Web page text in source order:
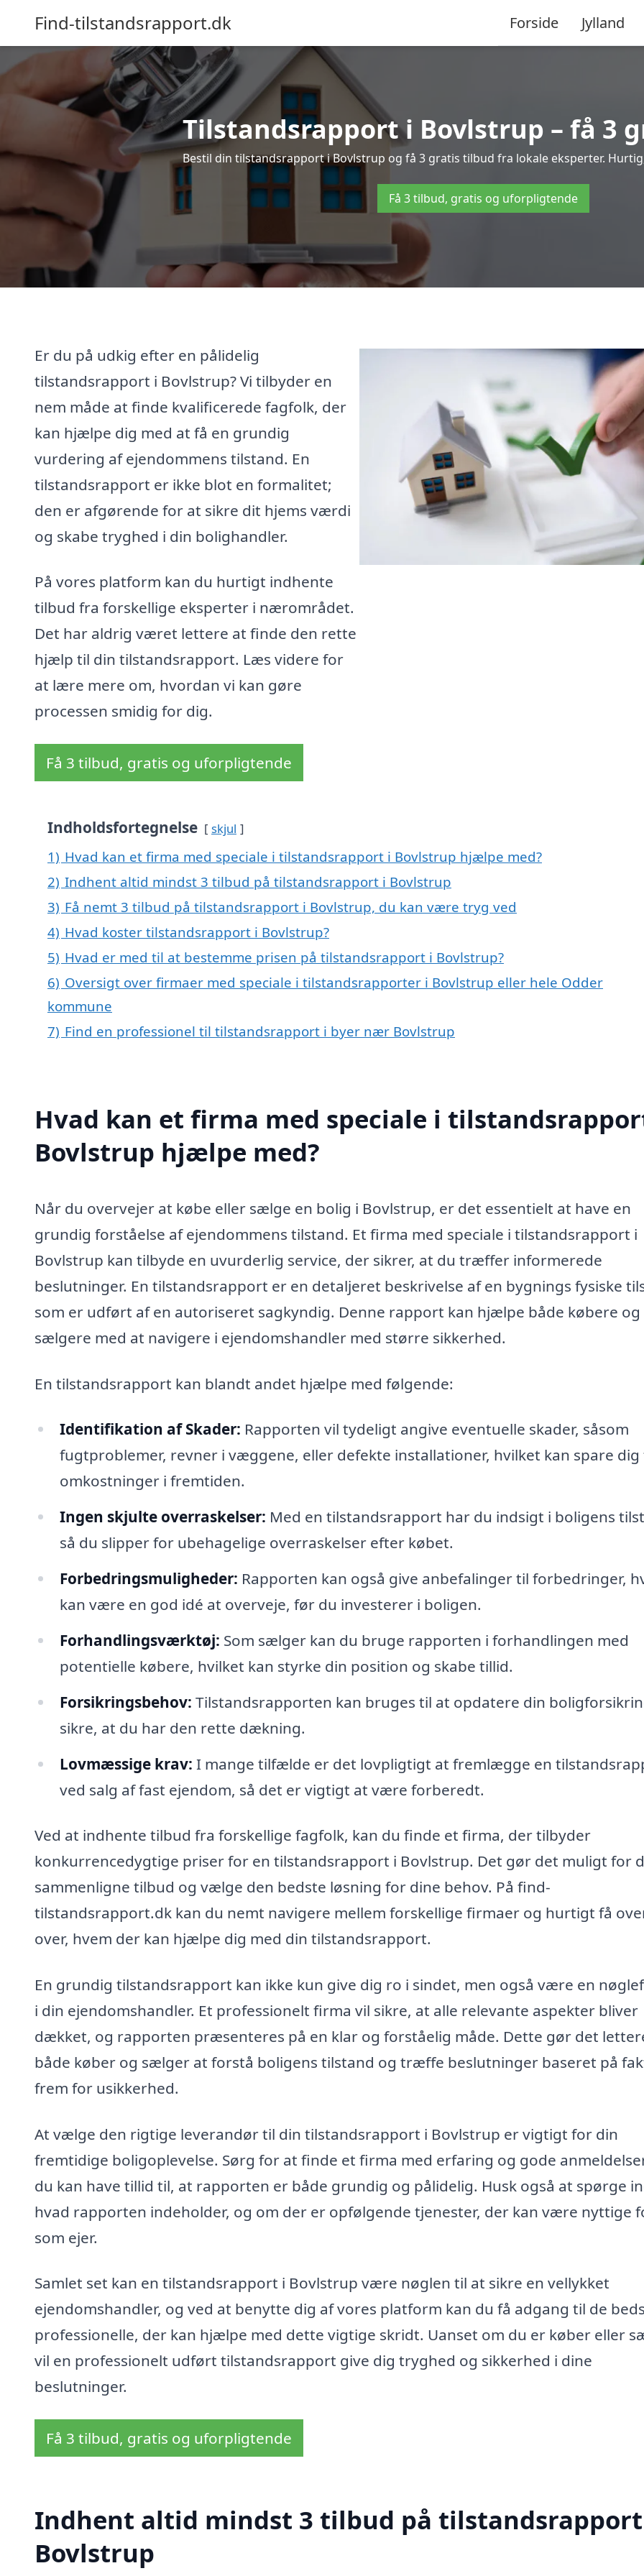
Find-tilstandsrapport.dk Forside Jylland
Tilstandsrapport i Bovlstrup – få 3
Bestil din tilstandsrapport i Bovlstrup og få 3 gratis tilbud fra lokale eksperter.
Få 3 tilbud, gratis og uforpligtende
Er du på udkig efter en pålidelig
tilstandsrapport i Bovlstrup? Vi tilbyder en
nem måde at finde kvalificerede fagfolk, der
kan hjælpe dig med at få en grundig
vurdering af ejendommens tilstand. En
tilstandsrapport er ikke blot en formalitet;
den er afgørende for at sikre dit hjems værdi
og skabe tryghed i din bolighandler.
På vores platform kan du hurtigt indhente
tilbud fra forskellige eksperter i nærområdet.
Det har aldrig været lettere at finde den rette
hjælp til din tilstandsrapport. Læs videre for
at lære mere om, hvordan vi kan gøre
processen smidig for dig.
Få 3 tilbud, gratis og uforpligtende
Indholdsfortegnelse skjul
1) Hvad kan et firma med speciale i tilstandsrapport i Bovlstrup hjælpe med?
2) Indhent altid mindst 3 tilbud på tilstandsrapport i Bovlstrup
3) Få nemt 3 tilbud på tilstandsrapport i Bovlstrup, du kan være tryg ved
4) Hvad koster tilstandsrapport i Bovlstrup?
5) Hvad er med til at bestemme prisen på tilstandsrapport i Bovlstrup?
6) Oversigt over firmaer med speciale i tilstandsrapporter i Bovlstrup eller hele Odder
kommune
7) Find en professionel til tilstandsrapport i byer nær Bovlstrup
Hvad kan et firma med speciale i
Bovlstrup hjælpe med?
Når du overvejer at købe eller sælge en bolig i Bovlstrup, er det essentielt at have en
grundig forståelse af ejendommens tilstand. Et firma med speciale i tilstandsrapport i
Bovlstrup kan tilbyde en uvurderlig service, der sikrer, at du træffer informerede
beslutninger. En tilstandsrapport er en detaljeret beskrivelse af en bygnings fysiske
som er udført af en autoriseret sagkyndig. Denne rapport kan hjælpe både købere og
sælgere med at navigere i ejendomshandler med større sikkerhed.
En tilstandsrapport kan blandt andet hjælpe med følgende:
Identifikation af Skader: Rapporten vil tydeligt angive eventuelle skader, såsom
fugtproblemer, revner i væggene, eller defekte installationer, hvilket kan spare
omkostninger i fremtiden.
Ingen skjulte overraskelser: Med en tilstandsrapport har du indsigt i boligens
så du slipper for ubehagelige overraskelser efter købet.
Forbedringsmuligheder: Rapporten kan også give anbefalinger til forbedringer,
kan være en god idé at overveje, før du investerer i boligen.
Forhandlingsværktøj: Som sælger kan du bruge rapporten i forhandlingen med
potentielle købere, hvilket kan styrke din position og skabe tillid.
Forsikringsbehov: Tilstandsrapporten kan bruges til at opdatere din
sikre, at du har den rette dækning.
Lovmæssige krav: I mange tilfælde er det lovpligtigt at fremlægge en
ved salg af fast ejendom, så det er vigtigt at være forberedt.
Ved at indhente tilbud fra forskellige fagfolk, kan du finde et firma, der tilbyder
konkurrencedygtige priser for en tilstandsrapport i Bovlstrup. Det gør det muligt for
sammenligne tilbud og vælge den bedste løsning for dine behov. På find-
tilstandsrapport.dk kan du nemt navigere mellem forskellige firmaer og hurtigt få
over, hvem der kan hjælpe dig med din tilstandsrapport.
En grundig tilstandsrapport kan ikke kun give dig ro i sindet, men også være en
i din ejendomshandler. Et professionelt firma vil sikre, at alle relevante aspekter bliver
dækket, og rapporten præsenteres på en klar og forståelig måde. Dette gør det
både køber og sælger at forstå boligens tilstand og træffe beslutninger baseret på
frem for usikkerhed.
At vælge den rigtige leverandør til din tilstandsrapport i Bovlstrup er vigtigt for din
fremtidige boligoplevelse. Sørg for at finde et firma med erfaring og gode
du kan have tillid til, at rapporten er både grundig og pålidelig. Husk også at spørge
hvad rapporten indeholder, og om der er opfølgende tjenester, der kan være nyttige
som ejer.
Samlet set kan en tilstandsrapport i Bovlstrup være nøglen til at sikre en vellykket
ejendomshandler, og ved at benytte dig af vores platform kan du få adgang til de
professionelle, der kan hjælpe med dette vigtige skridt. Uanset om du er køber eller
vil en professionelt udført tilstandsrapport give dig tryghed og sikkerhed i dine
beslutninger.
Få 3 tilbud, gratis og uforpligtende
Indhent altid mindst 3 tilbud på
Bovlstrup